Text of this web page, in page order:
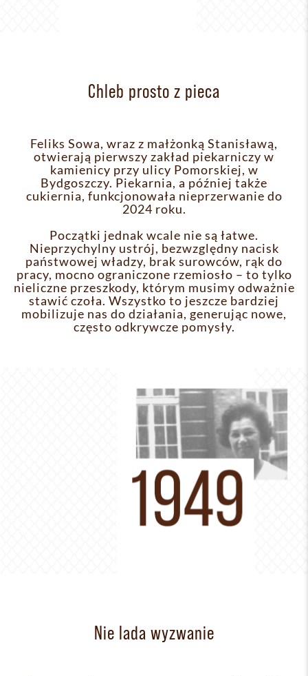
Chleb prosto z pieca
Feliks Sowa, wraz z małżonką Stanisławą,
otwierają pierwszy zakład piekarniczy w
kamienicy przy ulicy Pomorskiej, w
Bydgoszczy. Piekarnia, a później także
cukiernia, funkcjonowała nieprzerwanie do
2024 roku.
Początki jednak wcale nie są łatwe.
Nieprzychylny ustrój, bezwzględny nacisk
państwowej władzy, brak surowców, rąk do
pracy, mocno ograniczone rzemiosło – to tylko
nieliczne przeszkody, którym musimy odważnie
stawić czoła. Wszystko to jeszcze bardziej
mobilizuje nas do działania, generując nowe,
często odkrywcze pomysły.
Nie lada wyzwanie